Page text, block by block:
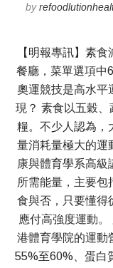
by
【明報專訊】素
餐廳，菜單選項中
奧運競技是高水平
現？ 素食以五穀
糧。不少人認為，
量消耗量極大的運
康與體育學系高級
所需能量，主要包
食與否，只要懂得
應付高強度運動
港體育學院的運動
55%至60%、蛋白